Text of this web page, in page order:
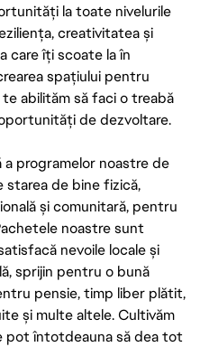
la toate nivelurile
creativitatea și
care îți scoate la în
spațiului pentru
abilităm să faci o treabă
de dezvoltare.
programelor noastre de
de bine fizică,
și comunitară, pentru
noastre sunt
nevoile locale și
sprijin pentru o bună
pensie, timp liber plătit,
și multe altele. Cultivăm
pot întotdeauna să dea tot